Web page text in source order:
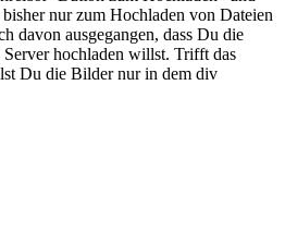
nur zum Hochladen von Dateien
davon ausgegangen, dass Du die
hochladen willst. Trifft das
Du die Bilder nur in dem div